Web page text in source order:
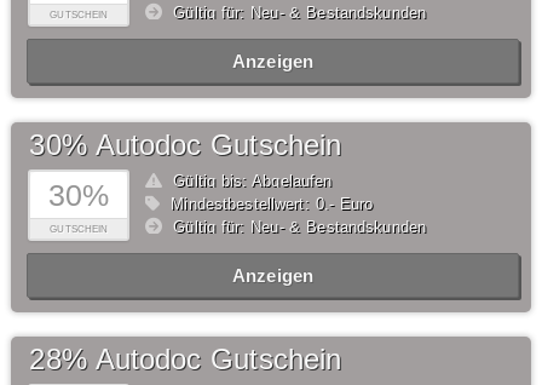
GUTSCHEIN
Gültig für: Neu- & Bestandskunden
Anzeigen
30%
GUTSCHEIN
30% Autodoc Gutschein
Gültig bis: Abgelaufen
Mindestbestellwert: 0,- Euro
Gültig für: Neu- & Bestandskunden
Anzeigen
28% Autodoc Gutschein